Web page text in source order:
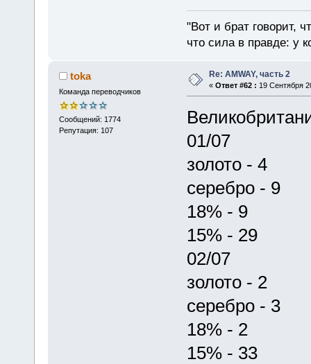
"Вот и брат говорит,
что сила в правде: у
toka
Команда переводчиков
Сообщений: 1774
Репутация: 107
Re: AMWAY, часть 2
« Ответ #62 : 19 Сентября
01/07
золото - 4
серебро - 9
18% - 9
15% - 29
02/07
золото - 2
серебро - 3
18% - 2
15% - 33